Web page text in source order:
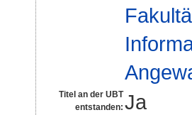
Titel an der UBT
entstanden: Ja